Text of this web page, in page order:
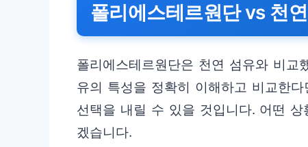
폴리에스테르원단 vs 천
폴리에스테르원단은 천연 섬유와 비교
유의 특성을 정확히 이해하고 비교한
선택을 내릴 수 있을 것입니다. 어떤
겠습니다.